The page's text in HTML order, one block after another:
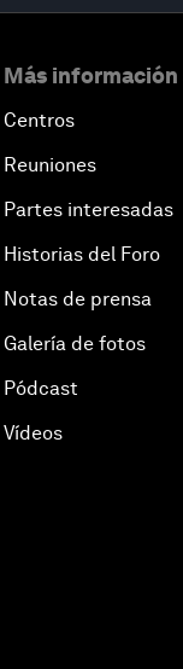
Más
Centros
Reuniones
Partes interesadas
Historias del Foro
Notas de prensa
Galería de fotos
Pódcast
Vídeos